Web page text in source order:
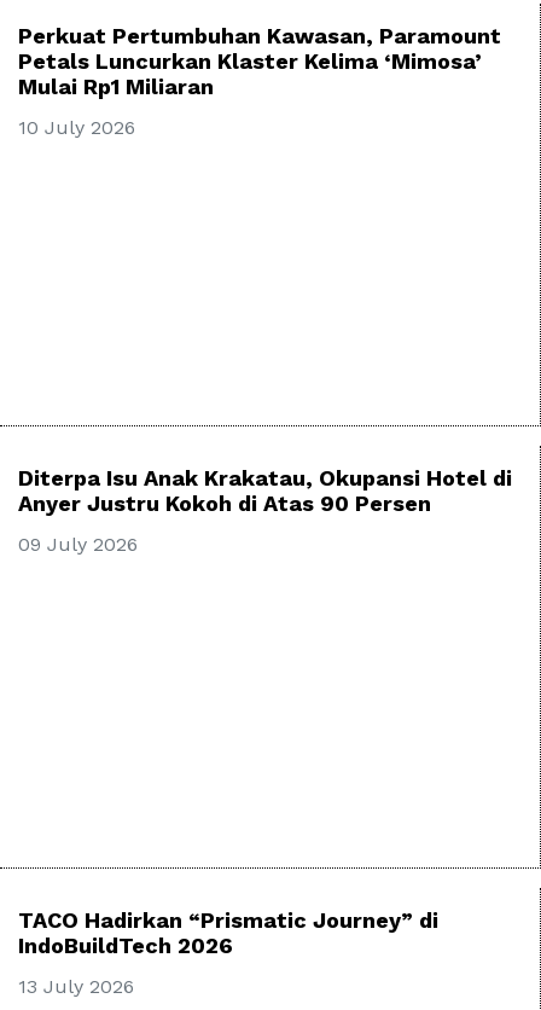
Perkuat Pertumbuhan Kawasan, Paramount
Petals Luncurkan Klaster Kelima ‘Mimosa’
Mulai Rp1 Miliaran
10 July 2026
Diterpa Isu Anak Krakatau, Okupansi Hotel di
Anyer Justru Kokoh di Atas 90 Persen
09 July 2026
TACO Hadirkan “Prismatic Journey” di
IndoBuildTech 2026
13 July 2026